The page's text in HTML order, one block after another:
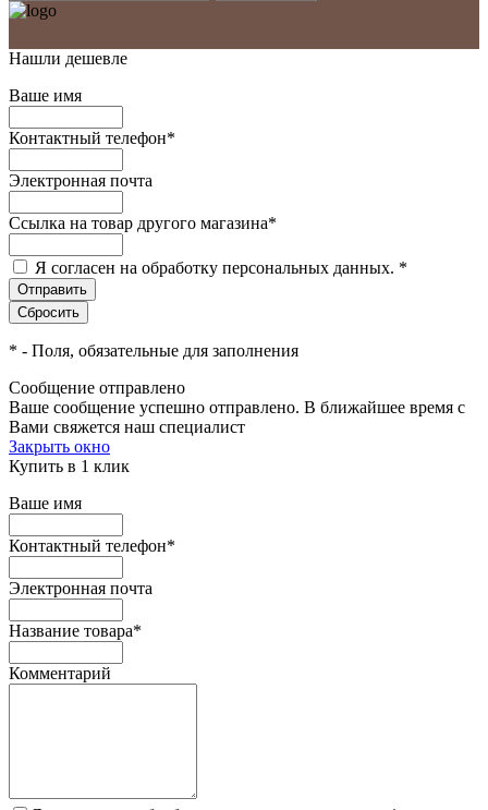
Нашли дешевле
Ваше имя
Контактный телефон*
Электронная почта
Ссылка на товар другого магазина*
Я согласен на обработку персональных данных. *
* - Поля, обязательные для заполнения
Сообщение отправлено
Ваше сообщение успешно отправлено. В ближайшее время с
Вами свяжется наш специалист
Закрыть окно
Купить в 1 клик
Ваше имя
Контактный телефон*
Электронная почта
Название товара*
Комментарий